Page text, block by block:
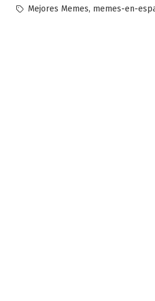
por
en
Etiquetas:
Mejores Memes, memes-en-